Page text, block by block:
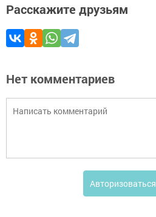
Расскажите друзьям
Нет комментариев
Авторизоваться